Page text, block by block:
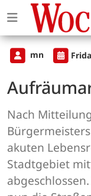
mn
Nach
akuten
Stadtgebiet